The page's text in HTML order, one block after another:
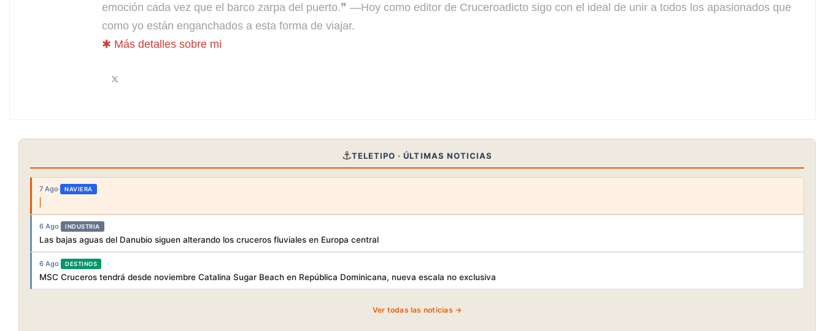
emoción cada vez que el barco zarpa del puerto.❞ —Hoy como editor de Cruceroadicto sigo con el ideal de unir a todos los apasionados que
como yo están enganchados a esta forma de viajar.
✱ Más detalles sobre mi
⚓TELETIPO · ÚLTIMAS NOTICIAS
7 Ago· NAVIERA
6 Ago· INDUSTRIA
Las bajas aguas del Danubio siguen alterando los cruceros fluviales en Europa central
6 Ago· DESTINOS
MSC Cruceros tendrá desde noviembre Catalina Sugar Beach en República Dominicana, nueva escala no exclusiva
Ver todas las noticias →